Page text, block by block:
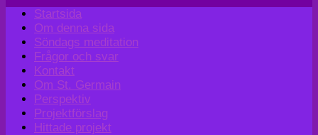
Startsida
Om denna sida
Söndags meditation
Frågor och svar
Kontakt
Om St. Germain
Perspektiv
Projektförslag
Hittade projekt